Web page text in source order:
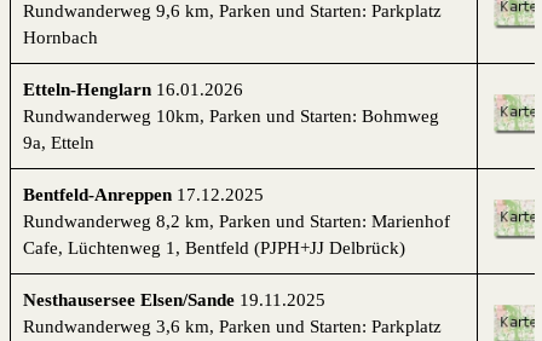
Rundwanderweg 9,6 km, Parken und Starten: Parkplatz
Hornbach
Etteln-Henglarn 16.01.2026
Rundwanderweg 10km, Parken und Starten: Bohmweg
9a, Etteln
Bentfeld-Anreppen 17.12.2025
Rundwanderweg 8,2 km, Parken und Starten: Marienhof
Cafe, Lüchtenweg 1, Bentfeld (PJPH+JJ Delbrück)
Nesthausersee Elsen/Sande 19.11.2025
Rundwanderweg 3,6 km, Parken und Starten: Parkplatz